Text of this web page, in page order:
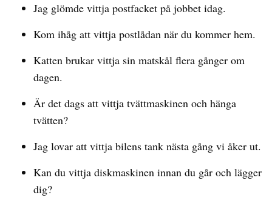
Jag glömde vittja postfacket på jobbet idag.
Kom ihåg att vittja postlådan när du kommer hem.
Katten brukar vittja sin matskål flera gånger om
dagen.
Är det dags att vittja tvättmaskinen och hänga
tvätten?
Jag lovar att vittja bilens tank nästa gång vi åker ut.
Kan du vittja diskmaskinen innan du går och lägger
dig?